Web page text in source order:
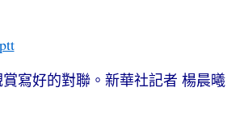
寫好的對聯。新華社記者 楊晨曦